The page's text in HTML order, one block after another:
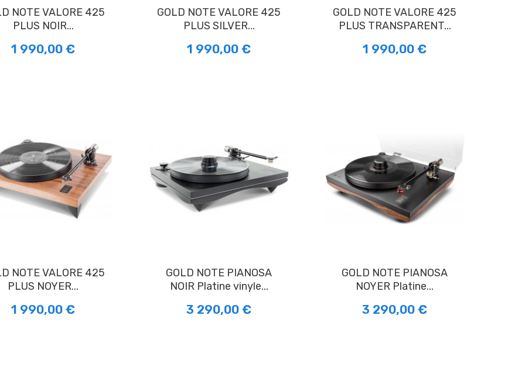
PLUS NOIR...
1 990,00 €
GOLD NOTE VALORE 425
PLUS SILVER...
1 990,00 €
GOLD NOTE VALORE 425
PLUS TRANSPARENT...
1 990,00 €
PLUS NOYER...
1 990,00 €
GOLD NOTE PIANOSA
NOIR Platine vinyle...
3 290,00 €
GOLD NOTE PIANOSA
NOYER Platine...
3 290,00 €